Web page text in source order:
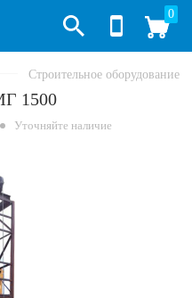
0
Строительное оборудование
1500
Уточняйте наличие